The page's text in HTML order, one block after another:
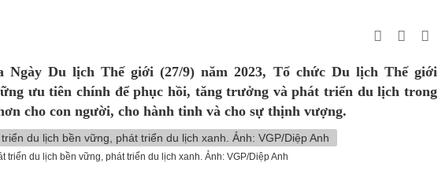
Du lịch Thế giới (27/9) năm 2023, Tổ chức Du lịch Thế giới
ưu tiên chính để phục hồi, tăng trưởng và phát triển du lịch trong
cho con người, cho hành tinh và cho sự thịnh vượng.
triển du lịch bền vững, phát triển du lịch xanh. Ảnh: VGP/Diệp Anh